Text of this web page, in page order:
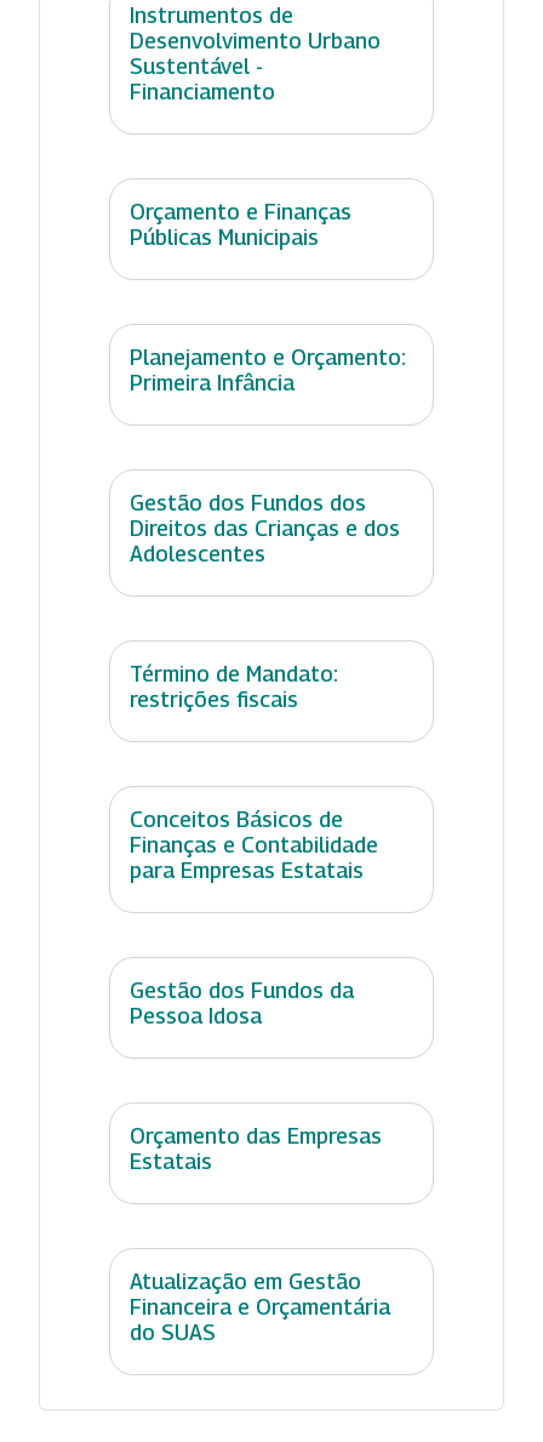
Instrumentos de
Desenvolvimento Urbano
Sustentável -
Financiamento
Orçamento e Finanças
Públicas Municipais
Planejamento e Orçamento:
Primeira Infância
Gestão dos Fundos dos
Direitos das Crianças e dos
Adolescentes
Término de Mandato:
restrições fiscais
Conceitos Básicos de
Finanças e Contabilidade
para Empresas Estatais
Gestão dos Fundos da
Pessoa Idosa
Orçamento das Empresas
Estatais
Atualização em Gestão
Financeira e Orçamentária
do SUAS